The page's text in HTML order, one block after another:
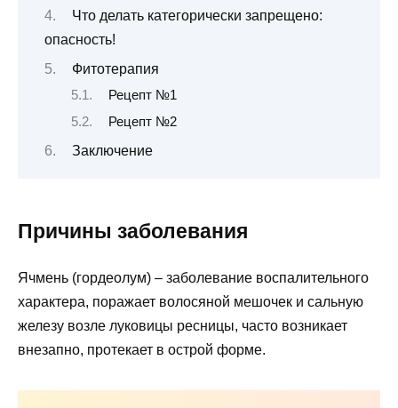
Что делать категорически запрещено:
опасность!
Фитотерапия
Рецепт №1
Рецепт №2
Заключение
Причины заболевания
Ячмень (гордеолум) – заболевание воспалительного
характера, поражает волосяной мешочек и сальную
железу возле луковицы ресницы, часто возникает
внезапно, протекает в острой форме.